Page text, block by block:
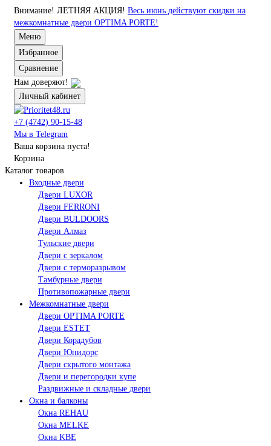
Внимание! ЛЕТНЯЯ АКЦИЯ! Весь июнь действуют скидки на
межкомнатные двери OPTIMA PORTE!
Меню
Избранное
Сравнение
Нам доверяют!
Личный кабинет
+7 (4742) 90-15-48
Мы в Telegram
Ваша корзина пуста!
Корзина
Каталог товаров
Входные двери
Двери LUXOR
Двери FERRONI
Двери BULDOORS
Двери Алмаз
Тульские двери
Двери с зеркалом
Двери с терморазрывом
Тамбурные двери
Противопожарные двери
Межкомнатные двери
Двери OPTIMA PORTE
Двери ESTET
Двери Корадубов
Двери Юнидорс
Двери скрытого монтажа
Двери и перегородки купе
Раздвижные и складные двери
Окна и балконы
Окна REHAU
Окна MELKE
Окна KBE